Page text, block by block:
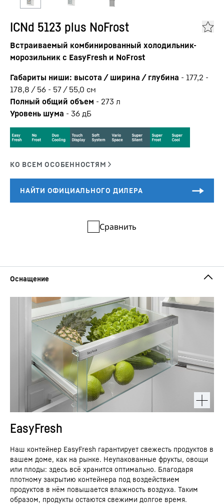
ICNd 5123 plus NoFrost
Встраиваемый комбинированный холодильник-
морозильник с EasyFresh и NoFrost
Габариты ниши: высота / ширина / глубина - 177,2 -
178,8 / 56 - 57 / 55,0 см
Полный общий объем - 273 л
Уровень шума - 36 дБ
Сравнить
EasyFresh
Наш контейнер EasyFresh гарантирует свежесть продуктов в
вашем доме, как на рынке. Неупакованные фрукты, овощи
или плоды: здесь всё хранится оптимально. Благодаря
плотному закрытию контейнера под воздействием
продуктов в нём повышается влажность воздуха. Таким
образом, продукты остаются свежими долгое время.